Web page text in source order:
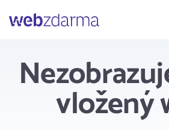
Webzdarma
vložený